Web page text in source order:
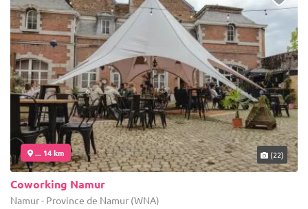
... 14 km (22)
Coworking Namur
Namur - Province de Namur (WNA)